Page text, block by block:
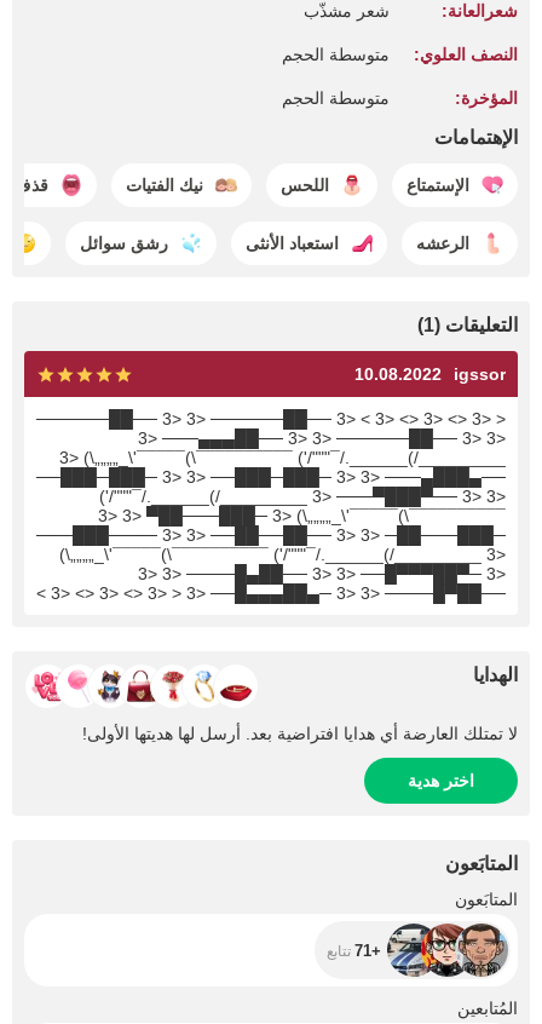
شعرالعانة: شعر مشذّب
النصف العلوي: متوسطة الحجم
المؤخرة: متوسطة الحجم
الإهتمامات
الإستمتاع اللحس نيك الفتيات قذف
الرعشه استعباد الأنثى رشق سوائل
التعليقات (1)
igssor
10.08.2022
< <3 <> <3 <> <3 > <3 ──██────── <3 <3 ──██──────
<3 <3 ──██────── <3 <3 ──██▄▄▄─── <3
_________/)______./¯"""/') ¯¯¯¯¯¯¯¯¯¯\)¯¯¯¯¯'\_„„„„\) <3
──▄███▄─── <3 <3 ─███─███── <3 <3 ─███─███──
<3 <3 ──▀███▀─── <3 _________/)______./¯"""/')
¯¯¯¯¯¯¯¯¯¯\)¯¯¯¯¯'\_„„„„\) <3 ─███───██▀ <3 <3
─███───██─ <3 <3 ──██──██── <3 <3 ────███───
<3 _________/)______./¯"""/') ¯¯¯¯¯¯¯¯¯¯\)¯¯¯¯¯'\_„„„„\)
<3 ─▀██▀▀▀█── <3 <3 ──██▄█──── <3 <3
──██▀█──── <3 <3 ─▄██▄▄▄█── <3 < <3 <> <3 <> <3 >
الهدايا
لا تمتلك العارضة أي هدايا افتراضية بعد. أرسل لها هديتها الأولى!
اختر هدية
المتابَعون
المتابَعون
+71 تتابع
المُتابعين